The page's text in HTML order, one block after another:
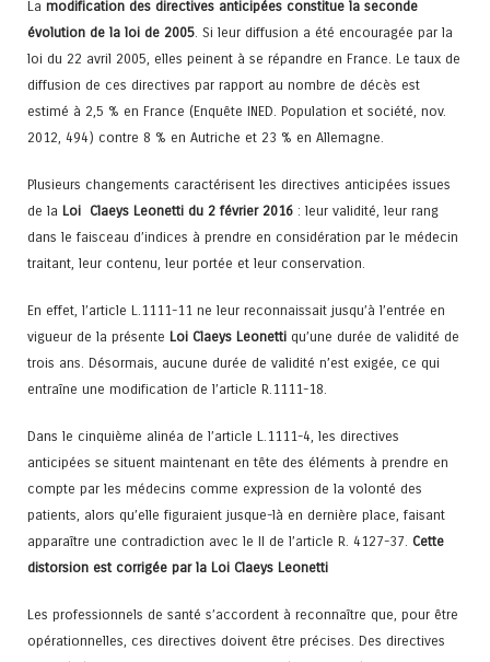
La modification des directives anticipées constitue la seconde
évolution de la loi de 2005 . Si leur diffusion a été encouragée par la
loi du 22 avril 2005, elles peinent à se répandre en France. Le taux de
diffusion de ces directives par rapport au nombre de décès est
estimé à 2,5 % en France (Enquête INED. Population et société, nov.
2012, 494) contre 8 % en Autriche et 23 % en Allemagne.
Plusieurs changements caractérisent les directives anticipées issues
de la Loi Claeys Leonetti du 2 février 2016 : leur validité, leur rang
dans le faisceau d’indices à prendre en considération par le médecin
traitant, leur contenu, leur portée et leur conservation.
En effet, l’article L.1111-11 ne leur reconnaissait jusqu’à l’entrée en
vigueur de la présente Loi Claeys Leonetti qu’une durée de validité de
trois ans. Désormais, aucune durée de validité n’est exigée, ce qui
entraîne une modification de l’article R.1111-18.
Dans le cinquième alinéa de l’article L.1111-4, les directives
anticipées se situent maintenant en tête des éléments à prendre en
compte par les médecins comme expression de la volonté des
patients, alors qu’elle figuraient jusque-là en dernière place, faisant
apparaître une contradiction avec le II de l’article R. 4127-37. Cette
distorsion est corrigée par la Loi Claeys Leonetti
Les professionnels de santé s’accordent à reconnaître que, pour être
opérationnelles, ces directives doivent être précises. Des directives